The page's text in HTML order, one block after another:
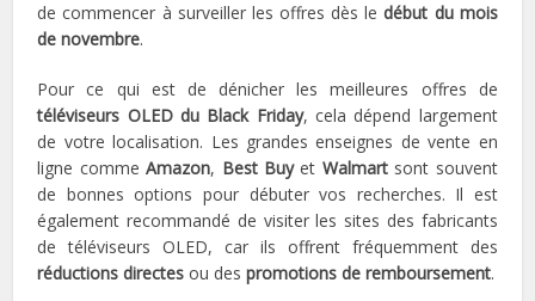
de commencer à surveiller les offres dès ledébut du mois
de novembre.
Pour ce qui est de dénicher les meilleures offres de
téléviseurs OLED du Black Friday, cela dépend largement
de votre localisation. Les grandes enseignes de vente en
ligne commeAmazon, Best Buyet Walmartsont souvent
de bonnes options pour débuter vos recherches. Il est
également recommandé de visiter les sites des fabricants
de téléviseurs OLED, car ils offrent fréquemment des
réductions directes ou despromotions de remboursement.